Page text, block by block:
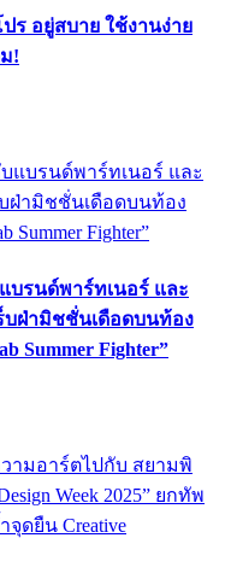
ร อยู่สบาย ใช้งานง่าย
!
บรนด์พาร์ทเนอร์ และ
ฝ่ามิชชั่นเดือดบนท้อง
Summer Fighter”